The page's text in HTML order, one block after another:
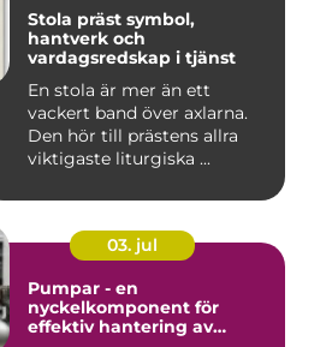
Stola präst symbol,
hantverk och
vardagsredskap i tjänst
En stola är mer än ett
vackert band över axlarna.
Den hör till prästens allra
viktigaste liturgiska ...
03. jul
Pumpar - en
nyckelkomponent för
effektiv hantering av